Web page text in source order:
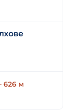
626 м